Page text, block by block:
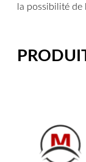
la possibilité de